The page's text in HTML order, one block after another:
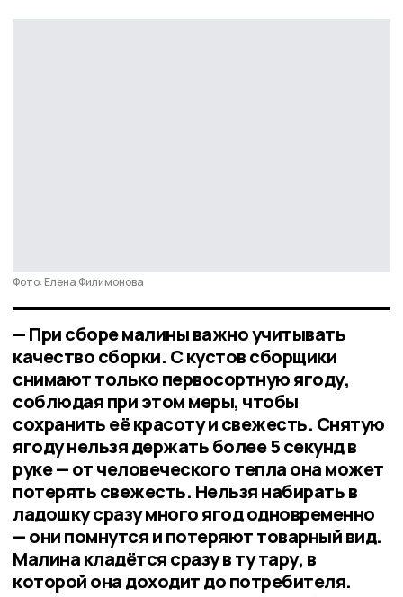
Фото: Елена Филимонова
— При сборе малины важно учитывать
качество сборки. С кустов сборщики
снимают только первосортную ягоду,
соблюдая при этом меры, чтобы
сохранить её красоту и свежесть. Снятую
ягоду нельзя держать более 5 секунд в
руке — от человеческого тепла она может
потерять свежесть. Нельзя набирать в
ладошку сразу много ягод одновременно
— они помнутся и потеряют товарный вид.
Малина кладётся сразу в ту тару, в
которой она доходит до потребителя.